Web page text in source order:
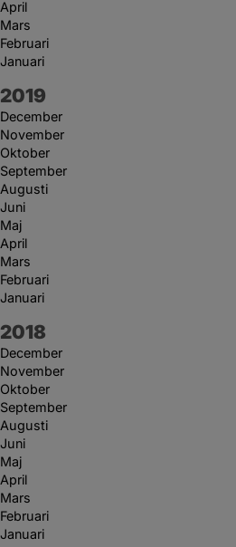
April
Mars
Februari
Januari
År:
2019
December
November
Oktober
September
Augusti
Juni
Maj
April
Mars
Februari
Januari
År:
2018
December
November
Oktober
September
Augusti
Juni
Maj
April
Mars
Februari
Januari